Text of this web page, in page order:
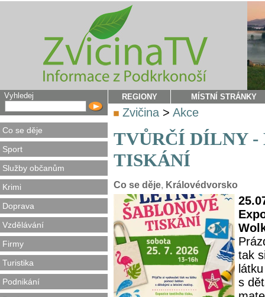
Vyhledej
Co se děje
Sport
Služby občanům
Krimi
Doprava
Vzdělávání
Firmy
Turistika
Podnikání
REGIONY MÍSTNÍ STRÁNKY
Zvičina > Akce
TVŮRČÍ DÍLNY -
TISKÁNÍ
Co se děje, Královédvorsko
tak
s